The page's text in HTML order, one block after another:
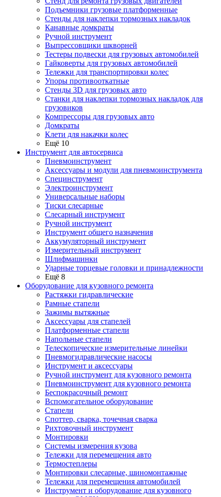
Подъемники грузовые платформенные
Стенды для наклепки тормозных накладок
Канавные домкраты
Ручной инструмент
Выпрессовщики шкворней
Тестеры подвески для грузовых автомобилей
Гайковерты для грузовых автомобилей
Тележки для транспортировки колес
Упоры противооткатные
Стенды 3D для грузовых авто
Станки для наклепки тормозных накладок для
грузовиков
Компрессоры для грузовых авто
Домкраты
Клети для накачки колес
Ещё 10
Инструмент для автосервиса
Пневмоинструмент
Аксессуары и модули для пневмоинструмента
Специнструмент
Электроинструмент
Универсальные наборы
Тиски слесарные
Слесарный инструмент
Ручной инструмент
Инструмент общего назначения
Аккумуляторный инструмент
Измерительный инструмент
Шлифмашинки
Ударные торцевые головки и принадлежности
Ещё 8
Оборудование для кузовного ремонта
Растяжки гидравлические
Рамные стапели
Зажимы вытяжные
Аксессуары для стапелей
Платформенные стапели
Напольные стапели
Телескопические измерительные линейки
Пневмогидравлические насосы
Инструмент и аксессуары
Ручной инструмент для кузовного ремонта
Пневмоинструмент для кузовного ремонта
Беспокрасочный ремонт
Вспомогательное оборудование
Стапели
Споттер, сварка, точечная сварка
Рихтовочный инструмент
Монтировки
Системы измерения кузова
Тележки для перемещения авто
Термостеплеры
Монтировки слесарные, шиномонтажные
Тележки для перемещения автомобилей
Инструмент и оборудование для кузовного